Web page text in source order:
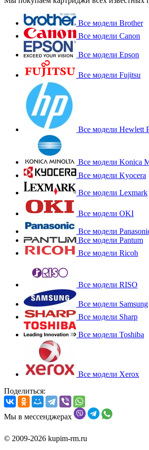
Все модели Brother
Все модели Canon
Все модели Epson
Все модели Fujitsu
Все модели Hewlett
Все модели Konica
Все модели Kyocera
Все модели Lexmark
Все модели OKI
Все модели
Все модели Pantum
Все модели Ricoh
Все модели RISO
Все модели Samsung
Все модели Sharp
Все модели Toshiba
Все модели Xerox
Поделиться:
Мы в мессенджерах
© 2009-2026 kupim-rm.ru